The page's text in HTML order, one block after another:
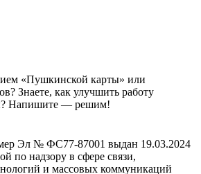
«Пушкинской карты» или
Знаете, как улучшить работу
Напишите — решим!
Эл № ФС77-87001 выдан 19.03.2024
по надзору в сфере связи,
и массовых коммуникаций